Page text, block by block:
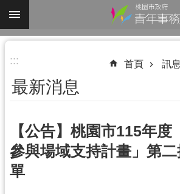
跳到主要內容區塊
進
搜
尋
認
識
::: 首頁 訊
最新消息
【公告】桃園市115年度
參與場域支持計畫」第
單